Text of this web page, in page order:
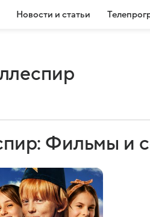
Новости и статьи
Фильмы и